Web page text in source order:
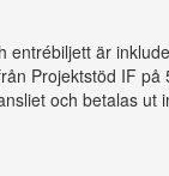
entrébiljett är
Projektstöd IF på
och betalas ut